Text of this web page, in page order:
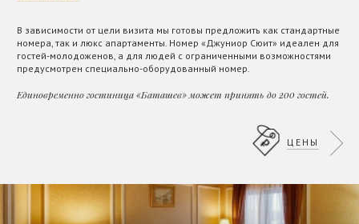
В зависимости от цели визита мы готовы предложить как стандартные
номера, так и люкс апартаменты. Номер «Джуниор Сюит» идеален для
гостей-молодоженов, а для людей с ограниченными возможностями
предусмотрен специально-оборудованный номер.
Единовременно гостиница «Баташев» может принять до 200 гостей.
ЦЕНЫ